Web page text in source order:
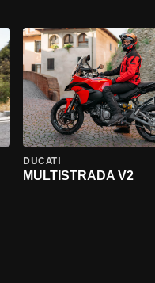
DUCATI
MULTISTRADA V2